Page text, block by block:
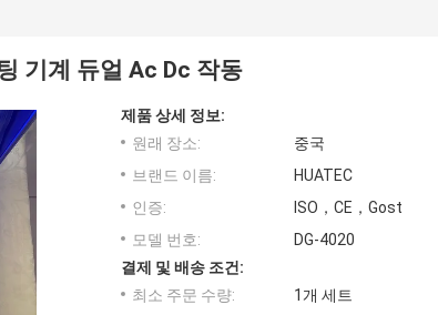
기계 듀얼 Ac Dc 작동
제품 상세 정보:
원래 장소:
중국
브랜드 이름:
HUATEC
인증:
ISO，CE，Gost
모델 번호:
DG-4020
결제 및 배송 조건:
최소 주문 수량:
1개 세트